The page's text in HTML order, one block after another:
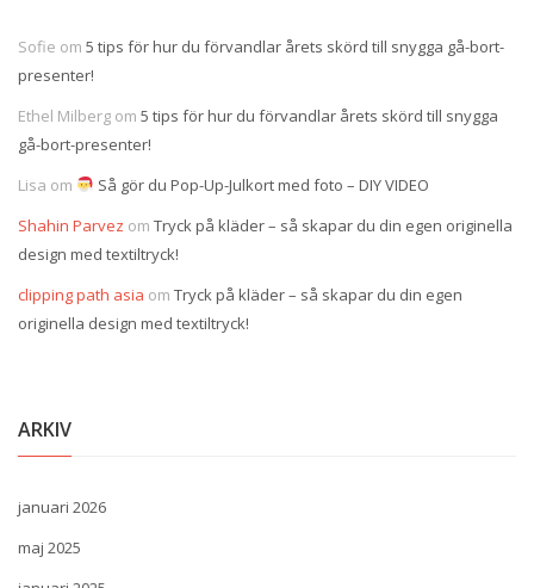
Sofie om 5 tips för hur du förvandlar årets skörd till snygga gå-bort-
presenter!
Ethel Milberg om 5 tips för hur du förvandlar årets skörd till snygga
gå-bort-presenter!
Lisa om
Så gör du Pop-Up-Julkort med foto – DIY VIDEO
Shahin Parvez om Tryck på kläder – så skapar du din egen originella
design med textiltryck!
clipping path asia om Tryck på kläder – så skapar du din egen
originella design med textiltryck!
ARKIV
januari 2026
maj 2025